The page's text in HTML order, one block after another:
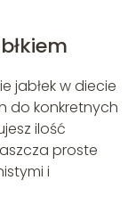
jabłek w diecie
do konkretnych
ilość
proste
i